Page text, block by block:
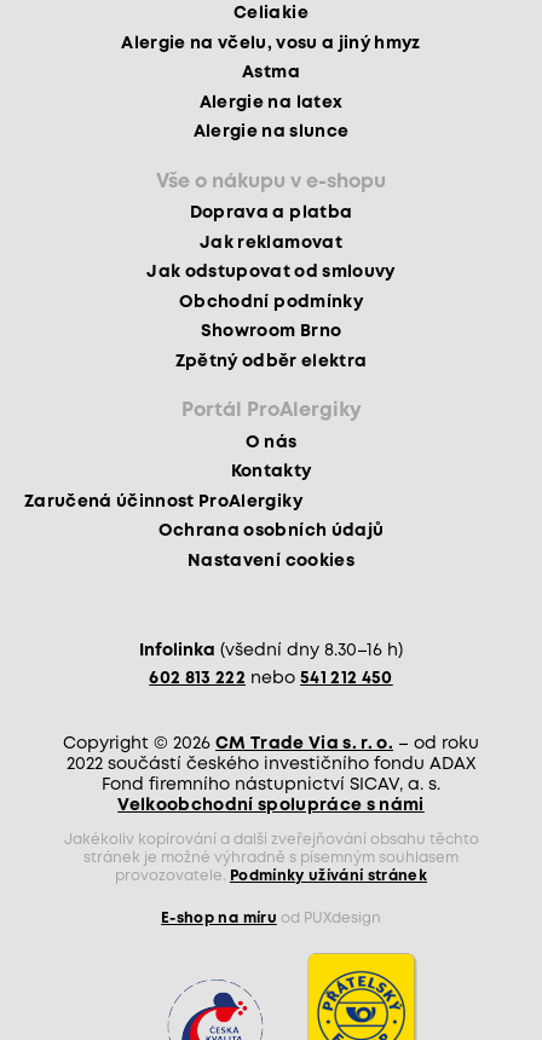
Celiakie
Alergie na včelu, vosu a jiný hmyz
Astma
Alergie na latex
Alergie na slunce
Vše o nákupu v e-shopu
Doprava a platba
Jak reklamovat
Jak odstupovat od smlouvy
Obchodní podmínky
Showroom Brno
Zpětný odběr elektra
Portál ProAlergiky
O nás
Kontakty
Zaručená účinnost ProAlergiky
Ochrana osobních údajů
Nastavení cookies
Infolinka (všední dny 8.30–16 h)
602 813 222 nebo 541 212 450
Copyright © 2026 CM Trade Via s. r. o. – od roku
2022 součástí českého investičního fondu ADAX
Fond firemního nástupnictví SICAV, a. s.
Velkoobchodní spolupráce s námi
Jakékoliv kopírování a další zveřejňování obsahu těchto
stránek je možné výhradně s písemným souhlasem
provozovatele.
Podmínky užívání stránek
E-shop na míru od PUXdesign